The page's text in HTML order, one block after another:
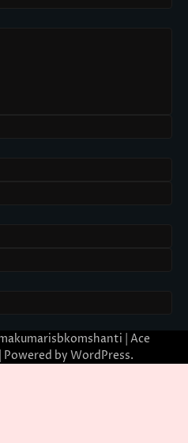
| Ace
by WordPress.